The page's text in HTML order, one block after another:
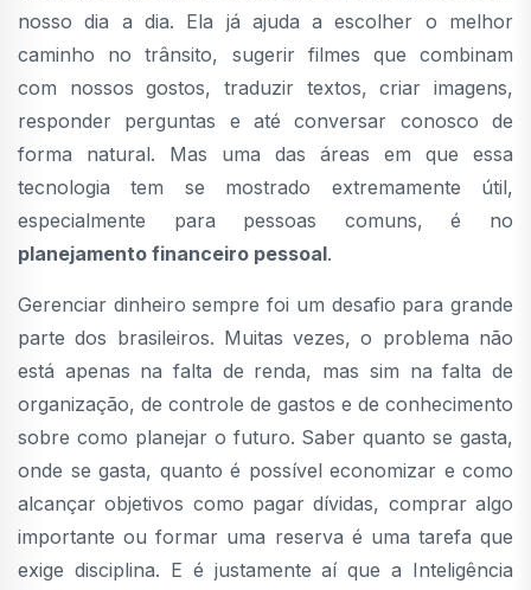
nosso dia a dia. Ela já ajuda a escolher o melhor
caminho no trânsito, sugerir filmes que combinam
com nossos gostos, traduzir textos, criar imagens,
responder perguntas e até conversar conosco de
forma natural. Mas uma das áreas em que essa
tecnologia tem se mostrado extremamente útil,
especialmente para pessoas comuns, é no
planejamento financeiro pessoal.
Gerenciar dinheiro sempre foi um desafio para grande
parte dos brasileiros. Muitas vezes, o problema não
está apenas na falta de renda, mas sim na falta de
organização, de controle de gastos e de conhecimento
sobre como planejar o futuro. Saber quanto se gasta,
onde se gasta, quanto é possível economizar e como
alcançar objetivos como pagar dívidas, comprar algo
importante ou formar uma reserva é uma tarefa que
exige disciplina. E é justamente aí que a Inteligência